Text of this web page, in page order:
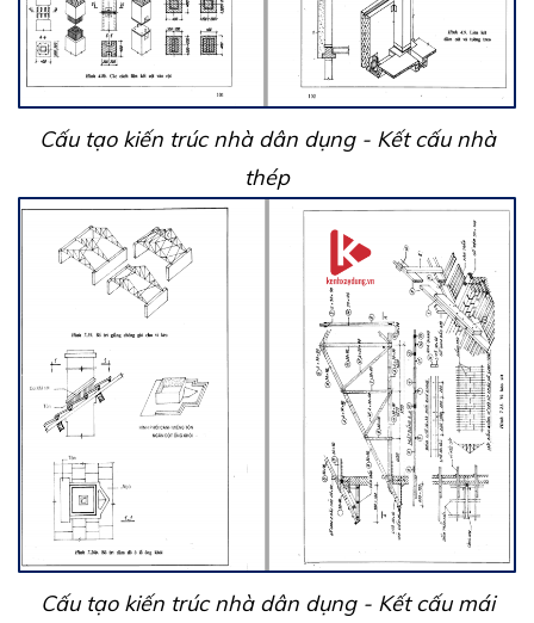
Cấu tạo kiến trúc nhà dân dụng - Kết cấu nhà
thép
Cấu tạo kiến trúc nhà dân dụng - Kết cấu mái